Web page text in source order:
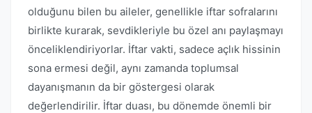
olduğunu bilen bu aileler, genellikle iftar sofralarını
birlikte kurarak, sevdikleriyle bu özel anı paylaşmayı
önceliklendiriyorlar. İftar vakti, sadece açlık hissinin
sona ermesi değil, aynı zamanda toplumsal
dayanışmanın da bir göstergesi olarak
değerlendirilir. İftar duası, bu dönemde önemli bir